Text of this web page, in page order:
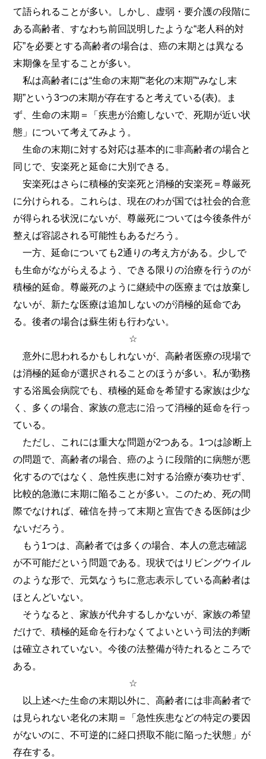
て語られることが多い。しかし、虚弱・要介護の段階に
ある高齢者、すなわち前回説明したような“老人科的対
応”を必要とする高齢者の場合は、癌の末期とは異なる
末期像を呈することが多い。
私は高齢者には“生命の末期”“老化の末期”“みなし末
期”という3つの末期が存在すると考えている(表)。ま
ず、生命の末期＝「疾患が治癒しないで、死期が近い状
態」について考えてみよう。
生命の末期に対する対応は基本的に非高齢者の場合と
同じで、安楽死と延命に大別できる。
安楽死はさらに積極的安楽死と消極的安楽死＝尊厳死
に分けられる。これらは、現在のわが国では社会的合意
が得られる状況にないが、尊厳死については今後条件が
整えば容認される可能性もあるだろう。
一方、延命についても2通りの考え方がある。少しで
も生命がながらえるよう、できる限りの治療を行うのが
積極的延命。尊厳死のように継続中の医療までは放棄し
ないが、新たな医療は追加しないのが消極的延命であ
る。後者の場合は蘇生術も行わない。
☆
意外に思われるかもしれないが、高齢者医療の現場で
は消極的延命が選択されることのほうが多い。私が勤務
する浴風会病院でも、積極的延命を希望する家族は少な
く、多くの場合、家族の意志に沿って消極的延命を行っ
ている。
ただし、これには重大な問題が2つある。1つは診断上
の問題で、高齢者の場合、癌のように段階的に病態が悪
化するのではなく、急性疾患に対する治療が奏功せず、
比較的急激に末期に陥ることが多い。このため、死の間
際でなければ、確信を持って末期と宣告できる医師は少
ないだろう。
もう1つは、高齢者では多くの場合、本人の意志確認
が不可能だという問題である。現状ではリビングウイル
のような形で、元気なうちに意志表示している高齢者は
ほとんどいない。
そうなると、家族が代弁するしかないが、家族の希望
だけで、積極的延命を行わなくてよいという司法的判断
は確立されていない。今後の法整備が待たれるところで
ある。
☆
以上述べた生命の末期以外に、高齢者には非高齢者で
は見られない老化の末期＝「急性疾患などの特定の要因
がないのに、不可逆的に経口摂取不能に陥った状態」が
存在する。